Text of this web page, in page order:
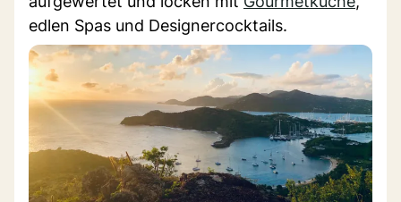
edlen Spas und Designercocktails.